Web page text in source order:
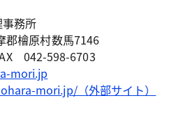
務所
郡檜原村数馬7146
042-598-6703
mori.jp
mori.jp/（外部サイト）